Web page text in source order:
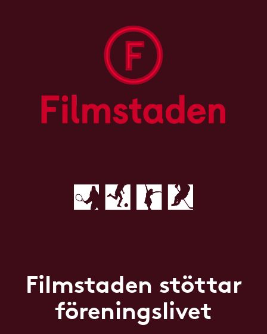
Filmstaden stöttar
föreningslivet